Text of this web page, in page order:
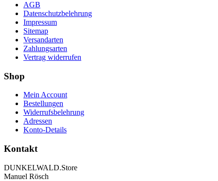
AGB
Datenschutzbelehrung
Impressum
Sitemap
Versandarten
Zahlungsarten
Vertrag widerrufen
Shop
Mein Account
Bestellungen
Widerrufsbelehrung
Adressen
Konto-Details
Kontakt
DUNKELWALD.Store
Manuel Rösch